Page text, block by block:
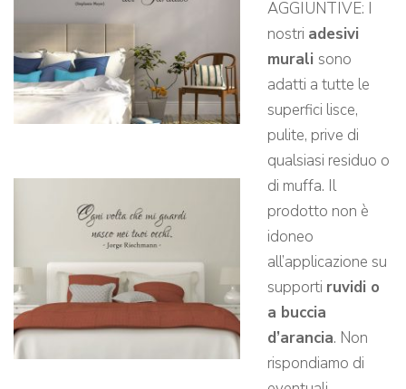
AGGIUNTIVE: I
nostri adesivi
murali sono
adatti a tutte le
superfici lisce,
pulite, prive di
qualsiasi residuo o
di muffa. Il
prodotto non è
idoneo
all’applicazione su
supporti ruvidi o
a buccia
d’arancia. Non
rispondiamo di